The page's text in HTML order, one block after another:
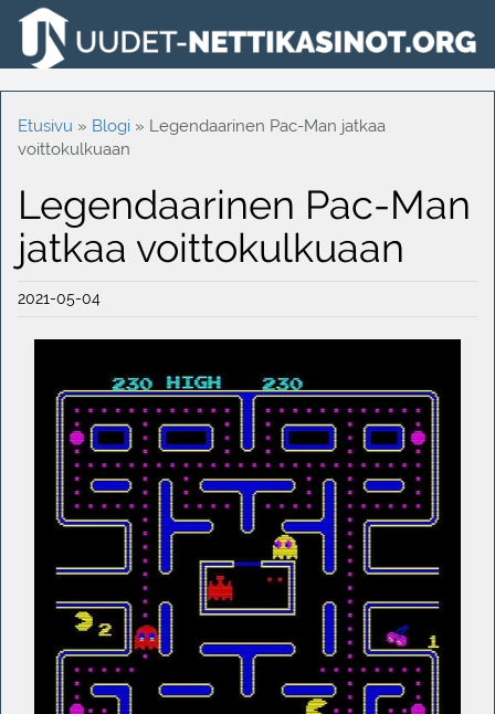
Etusivu » Blogi » Legendaarinen Pac-Man jatkaa
voittokulkuaan
Legendaarinen Pac-Man
jatkaa voittokulkuaan
2021-05-04